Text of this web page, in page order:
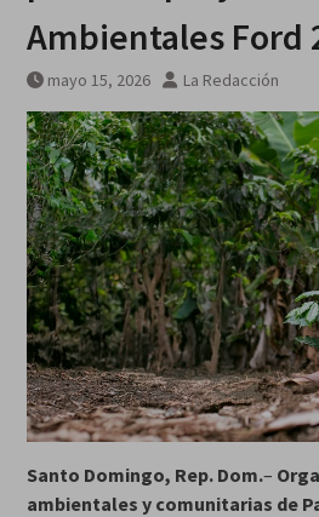
Ambientales Ford
mayo 15, 2026 La Redacción
Santo Domingo, Rep. Dom.–
ambientales y comunitarias de